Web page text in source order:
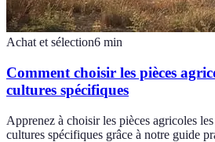
Achat et sélection6 min
Comment choisir les pièces
cultures spécifiques
Apprenez à choisir les pièces agricoles
cultures spécifiques grâce à notre guide